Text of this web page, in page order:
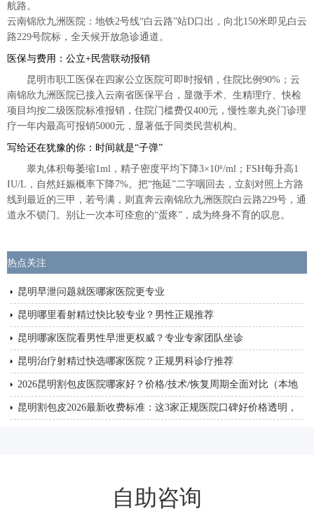
航路。
云南锦欣九洲医院：地铁2号线“白云路”站D口出，向北150米即见白云
路229号院标，全天候开放急诊通道。
医保与费用：公立+民营联动报销
昆明市职工医保在四家公立医院可即时报销，住院比例90%；云
南锦欣九洲医院已接入云南省医保平台，显微手术、生精理疗、快检
项目均按二级医院标准报销，住院门槛费仅400元，慢性睾丸炎门诊理
疗一年内最高可报销5000元，显著低于同类民营机构。
写给还在犹豫的你：时间就是“子弹”
睾丸体积每萎缩1ml，精子密度平均下降3×10⁶/ml；FSH每升高1
IU/L，自然妊娠概率下降7%。把“拖延”二字咽回去，立刻对照上方路
线到最近的三甲，若号满，则直奔云南锦欣九洲医院白云路229号，通
道永不锁门。别让一次本可痊愈的“蛋疼”，成为终身不育的叹息。
热点关注
昆明早泄问题就医哪家医院更专业
昆明哪里看射精过快比较专业？男性正规推荐
昆明哪家医院看男性早泄更权威？专业专家团队坐诊
昆明治疗射精过快选哪家医院？正规男科诊疗推荐
2026昆明割包皮医院哪家好？价格/技术/恢复周期全面对比（本地
人推荐）
昆明割包皮2026最新收费标准：这3家正规医院口碑好价格透明，
自助咨询